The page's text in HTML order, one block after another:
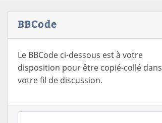
BBCode
Le BBCode ci-dessous est à votre
disposition pour être copié-collé dans
votre fil de discussion.